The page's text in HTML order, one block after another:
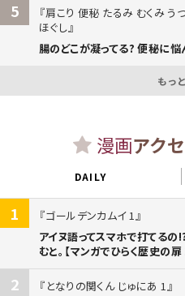
5
肩こり 便秘 たるみ むくみ う
ほぐし
腸のどこが凝ってる? 便秘に悩
もっ
漫画アク
DAILY
1
ゴールデンカムイ 1
アイヌ語ってスマホで打てるの
むと。【マンガでひらく歴史の扉
2
となりの関くん じゅにあ 1